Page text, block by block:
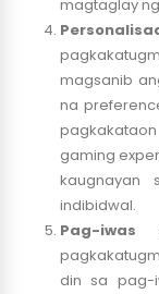
magtaglay
magsanib
na
gaming
kaugnayan
indibidwal.
Pag-
din sa pag-